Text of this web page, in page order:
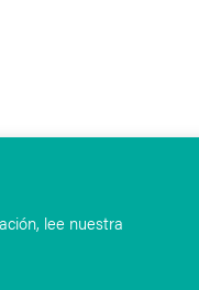
lee nuestra